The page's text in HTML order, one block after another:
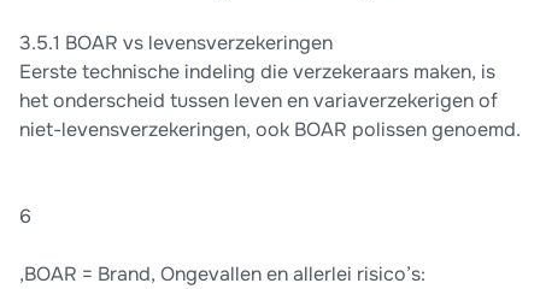
3.5.1 BOAR vs levensverzekeringen
Eerste technische indeling die verzekeraars maken, is
het onderscheid tussen leven en variaverzekerigen of
niet-levensverzekeringen, ook BOAR polissen genoemd.
6
,BOAR = Brand, Ongevallen en allerlei risico’s: